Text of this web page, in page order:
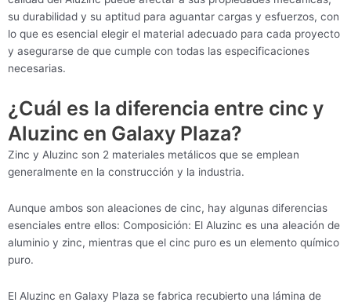
su durabilidad y su aptitud para aguantar cargas y esfuerzos, con
lo que es esencial elegir el material adecuado para cada proyecto
y asegurarse de que cumple con todas las especificaciones
necesarias.
¿Cuál es la diferencia entre cinc y
Aluzinc en Galaxy Plaza?
Zinc y Aluzinc son 2 materiales metálicos que se emplean
generalmente en la construcción y la industria.
Aunque ambos son aleaciones de cinc, hay algunas diferencias
esenciales entre ellos: Composición: El Aluzinc es una aleación de
aluminio y zinc, mientras que el cinc puro es un elemento químico
puro.
El Aluzinc en Galaxy Plaza se fabrica recubierto una lámina de